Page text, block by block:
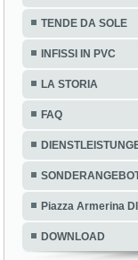
TENDE DA SOLE
INFISSI IN PVC
LA STORIA
FAQ
Piazza Armerina
DOWNLOAD